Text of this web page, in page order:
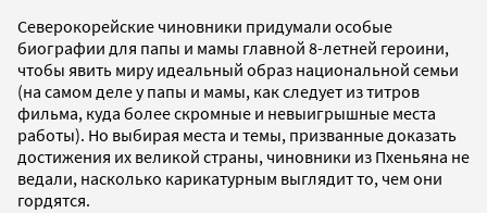
Северокорейские чиновники придумали особые
биографии для папы и мамы главной 8-летней героини,
чтобы явить миру идеальный образ национальной семьи
(на самом деле у папы и мамы, как следует из титров
фильма, куда более скромные и невыигрышные места
работы). Но выбирая места и темы, призванные доказать
достижения их великой страны, чиновники из Пхеньяна не
ведали, насколько карикатурным выглядит то, чем они
гордятся.